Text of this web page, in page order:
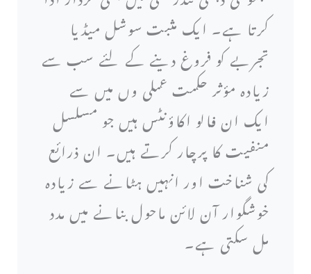
کرتا ہے۔ ایک مثبت سوشل میڈیا
تجربے کو فروغ دینے کے لئے سب سے
زیادہ مؤثر حکمت عملی وں میں سے
ایک ان فالو اکاؤنٹس ہیں جو مسلسل
منفیت کا پرچار کرتے ہیں۔ ان ذرائع
کی شناخت اور انہیں ہٹانے سے زیادہ
خوشگوار آن لائن ماحول بنانے میں مدد
مل سکتی ہے۔